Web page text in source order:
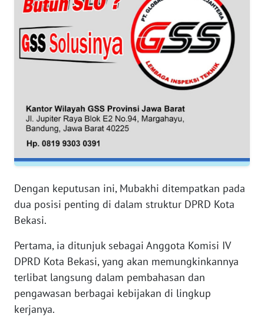
Dengan keputusan ini, Mubakhi ditempatkan pada
dua posisi penting di dalam struktur DPRD Kota
Bekasi.
Pertama, ia ditunjuk sebagai Anggota Komisi IV
DPRD Kota Bekasi, yang akan memungkinkannya
terlibat langsung dalam pembahasan dan
pengawasan berbagai kebijakan di lingkup
kerjanya.
WN
NTT
WN
PAPUA
WN
PAPUA
WN
RIAU
WN
SERAMBI
JAMBI